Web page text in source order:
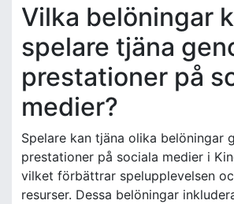
Vilka belöningar
spelare tjäna
prestationer på
medier?
Spelare kan tjäna olika belöningar
prestationer på sociala medier i
vilket förbättrar spelupplevelsen
resurser. Dessa belöningar